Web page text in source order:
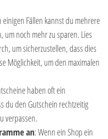
einigen Fällen kannst du mehrere
um noch mehr zu sparen. Lies
um sicherzustellen, dass dies
Möglichkeit, um den maximalen
haben oft ein
du den Gutschein rechtzeitig
verpassen.
an: Wenn ein Shop ein